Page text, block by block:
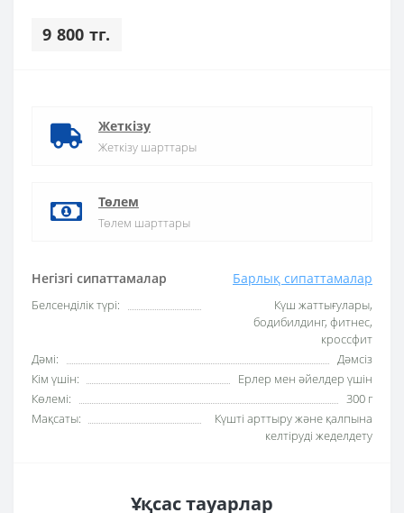
9 800 тг.
Негізгі сипаттамалар Барлық сипаттамалар
Белсенділік түрі:
Күш жаттығулары,
бодибилдинг, фитнес,
кроссфит
Дәмі:
Дәмсіз
Кім үшін:
Ерлер мен әйелдер үшін
Көлемі:
300 г
Мақсаты:
Күшті арттыру және қалпына
келтіруді жеделдету
Жеткізу
Жеткізу шарттары
Төлем
Төлем шарттары
Ұқсас тауарлар